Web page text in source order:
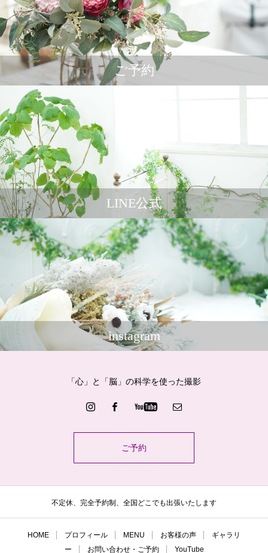
ご予約
LINE公式
instagram
「心」と「脳」の科学を使った撮影
ご予約
不定休、完全予約制、全国どこでも出張いたします
HOME プロフィール MENU お客様の声
ギャラリ
ー
お問い合わせ・ご予約 YouTube